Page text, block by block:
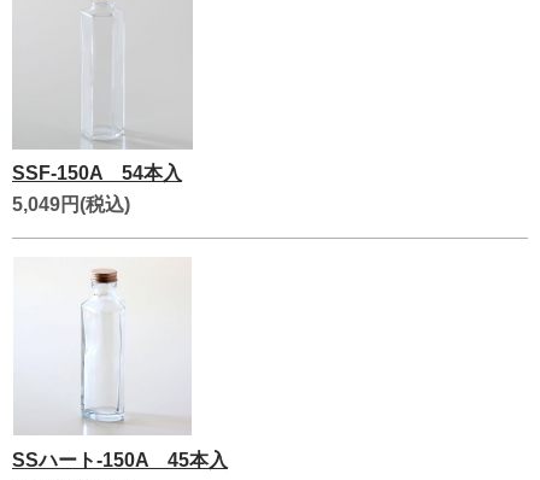
SSF-150A 54本入
5,049円(税込)
SSハート-150A 45本入